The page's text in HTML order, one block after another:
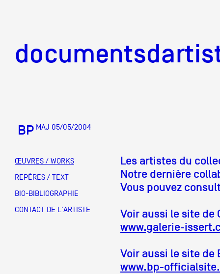
Mission
Équipe
Partenaires
BP MAJ 05/05/2004
ŒUVRES / WORKS
REPÈRES / TEXT
BIO-BIBLIOGRAPHIE
CONTACT DE L'ARTISTE
Les artistes du
Notre dernière
Vous pouvez
Voir aussi le site de
www.galerie-
Voir aussi le site de
www.bp-